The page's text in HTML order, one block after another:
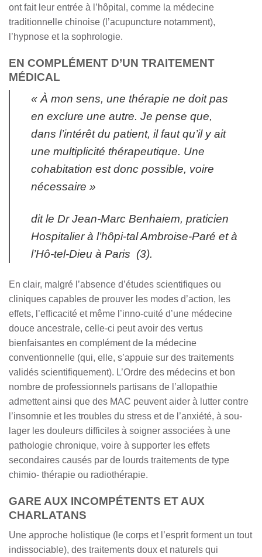
ont fait leur entrée à l’hôpital, comme la médecine
traditionnelle chinoise (l’acupuncture notamment),
l’hypnose et la sophrologie.
EN COMPLÉMENT D’UN TRAITEMENT
MÉDICAL
« À mon sens, une thérapie ne doit pas
en exclure une autre. Je pense que,
dans l’intérêt du patient, il faut qu’il y ait
une multiplicité thérapeutique. Une
cohabitation est donc possible, voire
nécessaire »
dit le Dr Jean-Marc Benhaiem, praticien
Hospitalier à l’hôpi-tal Ambroise-Paré et à
l’Hô-tel-Dieu à Paris (3).
En clair, malgré l’absence d’études scientifiques ou
cliniques capables de prouver les modes d’action, les
effets, l’efficacité et même l’inno-cuité d’une médecine
douce ancestrale, celle-ci peut avoir des vertus
bienfaisantes en complément de la médecine
conventionnelle (qui, elle, s’appuie sur des traitements
validés scientifiquement). L’Ordre des médecins et bon
nombre de professionnels partisans de l’allopathie
admettent ainsi que des MAC peuvent aider à lutter contre
l’insomnie et les troubles du stress et de l’anxiété, à sou-
lager les douleurs difficiles à soigner associées à une
pathologie chronique, voire à supporter les effets
secondaires causés par de lourds traitements de type
chimio- thérapie ou radiothérapie.
GARE AUX INCOMPÉTENTS ET AUX
CHARLATANS
Une approche holistique (le corps et l’esprit forment un tout
indissociable), des traitements doux et naturels qui